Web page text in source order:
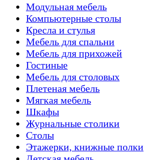
Модульная мебель
Компьютерные столы
Кресла и стулья
Мебель для спальни
Мебель для прихожей
Гостиные
Мебель для столовых
Плетеная мебель
Мягкая мебель
Шкафы
Журнальные столики
Столы
Этажерки, книжные полки